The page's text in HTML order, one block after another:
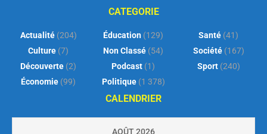
CATEGORIE
Actualité(204)
Culture (7)
Découverte (2)
Économie (99)
Éducation (129)
Non Classé (54)
Podcast (1)
Politique(1 378)
Santé (41)
Société(167)
Sport(240)
CALENDRIER
AOÛT 2026